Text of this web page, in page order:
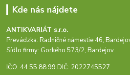
Kde nás nájdete
ANTIKVARIÁT s.r.o.
Prevádzka: Radničné námestie 46,
Sídlo firmy: Gorkého 573/2, Bardejov
IČO: 44 55 88 99 DIČ: 2022745527